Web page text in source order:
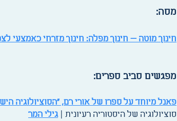
מסה:
חינוך מוטה — חינוך מפלה: חינוך מזרחי כאמצעי
מפגשים סביב ספרים:
פאנל מיוחד על ספרו של אורי רם, "הסוציולוגיה הישראלית:
סוציולוגיה של היסטוריה רעיונית |גילי המר